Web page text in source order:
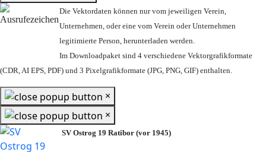
Die Vektordaten können nur vom jeweiligen Verein,
Unternehmen, oder eine vom Verein oder Unternehmen
legitimierte Person, herunterladen werden.
Im Downloadpaket sind 4 verschiedene Vektorgrafikformate
(CDR, AI EPS, PDF) und 3 Pixelgrafikformate (JPG, PNG, GIF) enthalten.
×
×
SV Ostrog 19 Ratibor (vor 1945)